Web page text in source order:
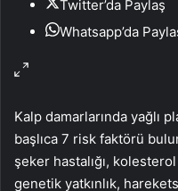
Twitter’da Paylaş
Whatsapp’da
Kalp damarlarında yağlı
başlıca 7 risk faktörü
şeker hastalığı,
genetik yatkınlık,